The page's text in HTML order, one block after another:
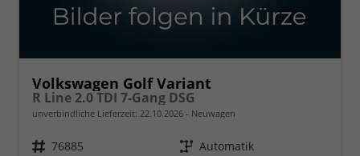
Volkswagen Golf Variant
R Line 2.0 TDI 7-Gang DSG
unverbindliche Lieferzeit: 22.10.2026 Neuwagen
Fahrzeugnr. 76885 Getriebe Automatik